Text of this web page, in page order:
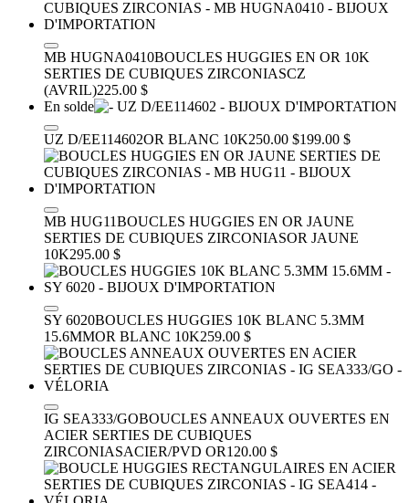
MB HUGNA0410BOUCLES HUGGIES EN OR 10K
SERTIES DE CUBIQUES ZIRCONIASCZ
(AVRIL)225.00 $
En solde
UZ D/EE114602OR BLANC 10K250.00 $199.00 $
MB HUG11BOUCLES HUGGIES EN OR JAUNE
SERTIES DE CUBIQUES ZIRCONIASOR JAUNE
10K295.00 $
SY 6020BOUCLES HUGGIES 10K BLANC 5.3MM
15.6MMOR BLANC 10K259.00 $
IG SEA333/GOBOUCLES ANNEAUX OUVERTES EN
ACIER SERTIES DE CUBIQUES
ZIRCONIASACIER/PVD OR120.00 $